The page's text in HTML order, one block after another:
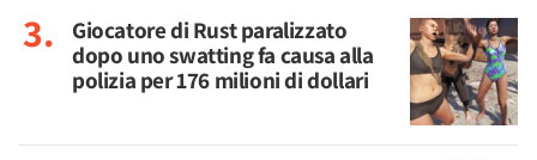
Giocatore di Rust paralizzato
dopo uno swatting fa causa alla
polizia per 176 milioni di dollari